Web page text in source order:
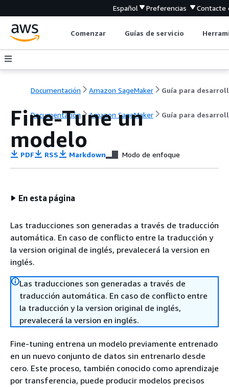
Español Preferencias Contacte
Comenzar Guías de servicio
Documentación Amazon SageMaker
Documentación Amazon SageMaker Guía para
Fine-Tune un
modelo
PDF RSS Markdown Modo de enfoque
En esta página
Las traducciones son generadas a través de traducción
automática. En caso de conflicto entre la traducción y
la version original de inglés, prevalecerá la version en
inglés.
Las traducciones son generadas a través de
traducción automática. En caso de conflicto entre
la traducción y la version original de inglés,
prevalecerá la version en inglés.
Fine-tuning entrena un modelo previamente entrenado
en un nuevo conjunto de datos sin entrenarlo desde
cero. Este proceso, también conocido como aprendizaje
por transferencia, puede producir modelos precisos